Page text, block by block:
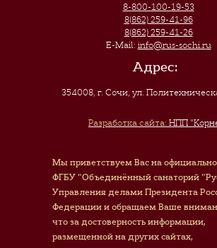
8-800-100-19-53
8(862) 259-41-96
8(862) 259-41-26
E-Mail: info@rus-sochi.ru
Адрес:
354008, г. Сочи,ул.
Разработка сайта: НПП
Мы приветствуем Вас на
ФГБУ "Объединённый санаторий
Управления делами Президента
Федерации и обращаем Ваше
что за достоверность информации,
размещенной на других сайтах,